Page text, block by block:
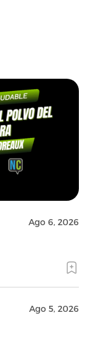
Ago 6, 2026
Ago 5, 2026